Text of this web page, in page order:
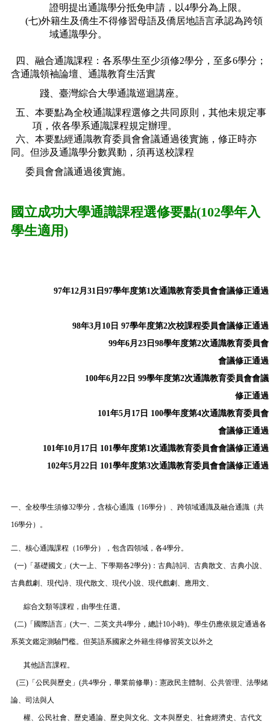
證明提出通識學分抵免申請，以4學分為上限。
(七)外籍生及僑生不得修習母語及僑居地語言承認為跨領
域通識學分。
四、融合通識課程：各系學生至少須修2學分，至多6學分；
含通識領袖論壇、通識教育生活實
踐、臺灣綜合大學通識巡迴講座。
五、本要點為全校通識課程選修之共同原則，其他未規定事
項，依各學系通識課程規定辦理。
六、本要點經通識教育委員會會議通過後實施，修正時亦
同。但涉及通識學分數異動，須再送校課程
委員會會議通過後實施。
國立成功大學通識課程選修要點(102學年入
學生適用)
97年12月31日97學年度第1次通識教育委員會會議修正通過
98年3月10日 97學年度第2次校課程委員會議修正通過
99年6月23日98學年度第2次通識教育委員會
會議修正通過
100年6月22日 99學年度第2次通識教育委員會會議
修正通過
101年5月17日 100學年度第4次通識教育委員會
會議修正通過
101年10月17日 101學年度第1次通識教育委員會會議修正通過
102年5月22日 101學年度第3次通識教育委員會會議修正通過
一、全校學生須修32學分，含核心通識（16學分）、跨領域通識及融合通識（共
16學分）。
二、核心通識課程（16學分），包含四領域，各4學分。
(一)「基礎國文」(大一上、下學期各2學分)：古典詩詞、古典散文、古典小說、
古典戲劇、現代詩、現代散文、現代小說、現代戲劇、應用文、
綜合文類等課程，由學生任選。
(二)「國際語言」(大一、二英文共4學分，總計10小時)。學生仍應依規定通過各
系英文鑑定測驗門檻。但英語系國家之外籍生得修習英文以外之
其他語言課程。
(三)「公民與歷史」(共4學分，畢業前修畢)：憲政民主體制、公共管理、法學緒
論、司法與人
權、公民社會、歷史通論、歷史與文化、文本與歷史、社會經濟史、古代文